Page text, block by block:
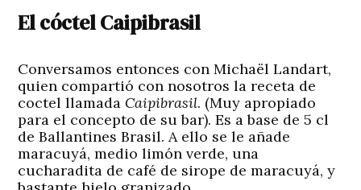
El cóctel Caipibrasil
Conversamos entonces con Michaël Landart,
quien compartió con nosotros la receta de
coctel llamada Caipibrasil. (Muy apropiado
para el concepto de su bar). Es a base de 5 cl
de Ballantines Brasil. A ello se le añade
maracuyá, medio limón verde, una
cucharadita de café de sirope de maracuyá, y